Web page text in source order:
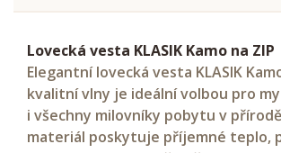
Lovecká vesta KLASIK Kamo na ZIP
Elegantní lovecká vesta KLASIK
kvalitní vlny je ideální volbou pro
i všechny milovníky pobytu v
materiál poskytuje příjemné teplo,